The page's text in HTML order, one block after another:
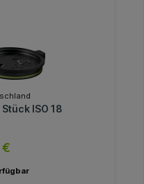
ISO 18
€